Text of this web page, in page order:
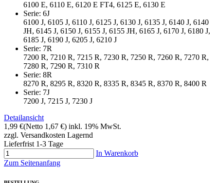
6100 E, 6110 E, 6120 E FT4, 6125 E, 6130 E
Serie: 6J
6100 J, 6105 J, 6110 J, 6125 J, 6130 J, 6135 J, 6140 J, 6140
JH, 6145 J, 6150 J, 6155 J, 6155 JH, 6165 J, 6170 J, 6180 J,
6185 J, 6190 J, 6205 J, 6210 J
Serie: 7R
7200 R, 7210 R, 7215 R, 7230 R, 7250 R, 7260 R, 7270 R,
7280 R, 7290 R, 7310 R
Serie: 8R
8270 R, 8295 R, 8320 R, 8335 R, 8345 R, 8370 R, 8400 R
Serie: 7J
7200 J, 7215 J, 7230 J
Detailansicht
1,99 €(Netto 1,67 €) inkl. 19% MwSt.
zzgl. Versandkosten Lagernd
Lieferfrist 1-3 Tage
In Warenkorb
Zum Seitenanfang